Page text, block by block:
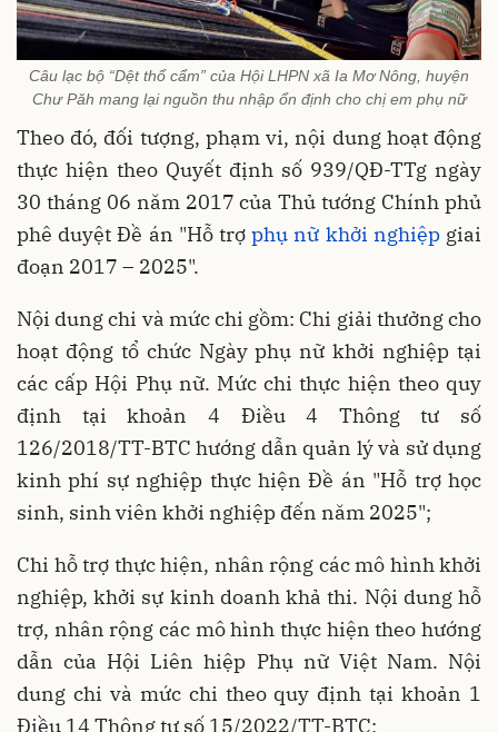
Câu lạc bộ “Dệt thổ cẩm” của Hội LHPN xã Ia Mơ Nông, huyện
Chư Păh mang lại nguồn thu nhập ổn định cho chị em phụ nữ
Theo đó, đối tượng, phạm vi, nội dung hoạt động
thực hiện theo Quyết định số 939/QĐ-TTg ngày
30 tháng 06 năm 2017 của Thủ tướng Chính phủ
phê duyệt Đề án "Hỗ trợphụ nữ khởi nghiệpgiai
đoạn 2017 – 2025".
Nội dung chi và mức chi gồm: Chi giải thưởng cho
hoạt động tổ chức Ngày phụ nữ khởi nghiệp tại
các cấp Hội Phụ nữ. Mức chi thực hiện theo quy
định tại khoản 4 Điều 4 Thông tư số
126/2018/TT-BTC hướng dẫn quản lý và sử dụng
kinh phí sự nghiệp thực hiện Đề án "Hỗ trợ học
sinh, sinh viên khởi nghiệp đến năm 2025";
Chi hỗ trợ thực hiện, nhân rộng các mô hình khởi
nghiệp, khởi sự kinh doanh khả thi. Nội dung hỗ
trợ, nhân rộng các mô hình thực hiện theo hướng
dẫn của Hội Liên hiệp Phụ nữ Việt Nam. Nội
dung chi và mức chi theo quy định tại khoản 1
Điều 14 Thông tư số 15/2022/TT-BTC;